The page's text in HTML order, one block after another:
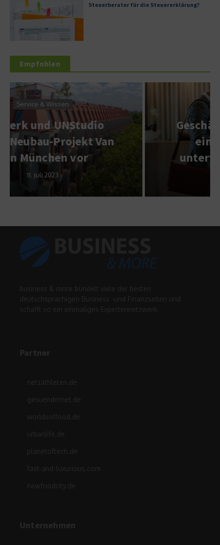
Steuerberater für die Steuererklärung?
Empfohlen
Service & Wissen
Geschäftsreisende nutzen
ein Drittel der Zeit
unterwegs für die Arbeit
business & more bündelt viele der besten
deutschsprachigen Business -und Finanzseiten und
schafft so ein einmaliges Expertennetzwerk.
Partner
netzathleten.de
gesuendernet.de
worldsoffood.de
urbanlife.de
planetoftech.de
fast-and-luxurious.com
newfoodcity.de
Unternehmen